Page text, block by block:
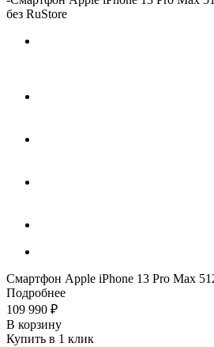
без RuStore
Смартфон Apple iPhone 13 Pro Max
Подробнее
109 990 ₽
В корзину
Купить в 1 клик